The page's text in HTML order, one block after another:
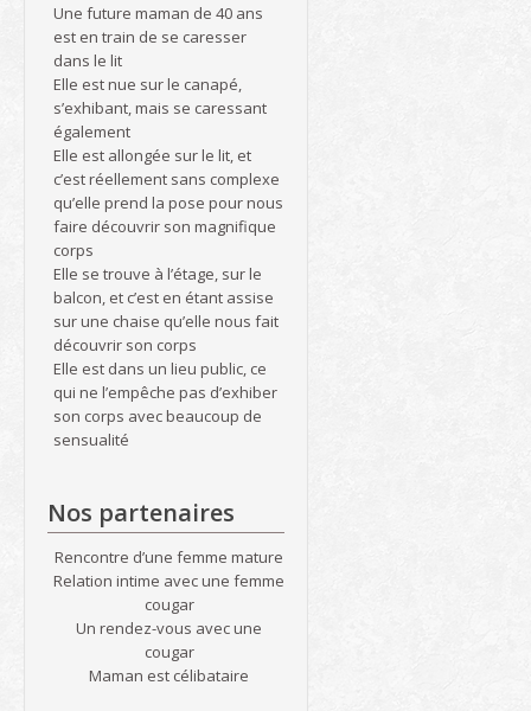
Une future maman de 40 ans
est en train de se caresser
dans le lit
Elle est nue sur le canapé,
s’exhibant, mais se caressant
également
Elle est allongée sur le lit, et
c’est réellement sans complexe
qu’elle prend la pose pour nous
faire découvrir son magnifique
corps
Elle se trouve à l’étage, sur le
balcon, et c’est en étant assise
sur une chaise qu’elle nous fait
découvrir son corps
Elle est dans un lieu public, ce
qui ne l’empêche pas d’exhiber
son corps avec beaucoup de
sensualité
Nos partenaires
Rencontre d’une femme mature
Relation intime avec une femme
cougar
Un rendez-vous avec une
cougar
Maman est célibataire